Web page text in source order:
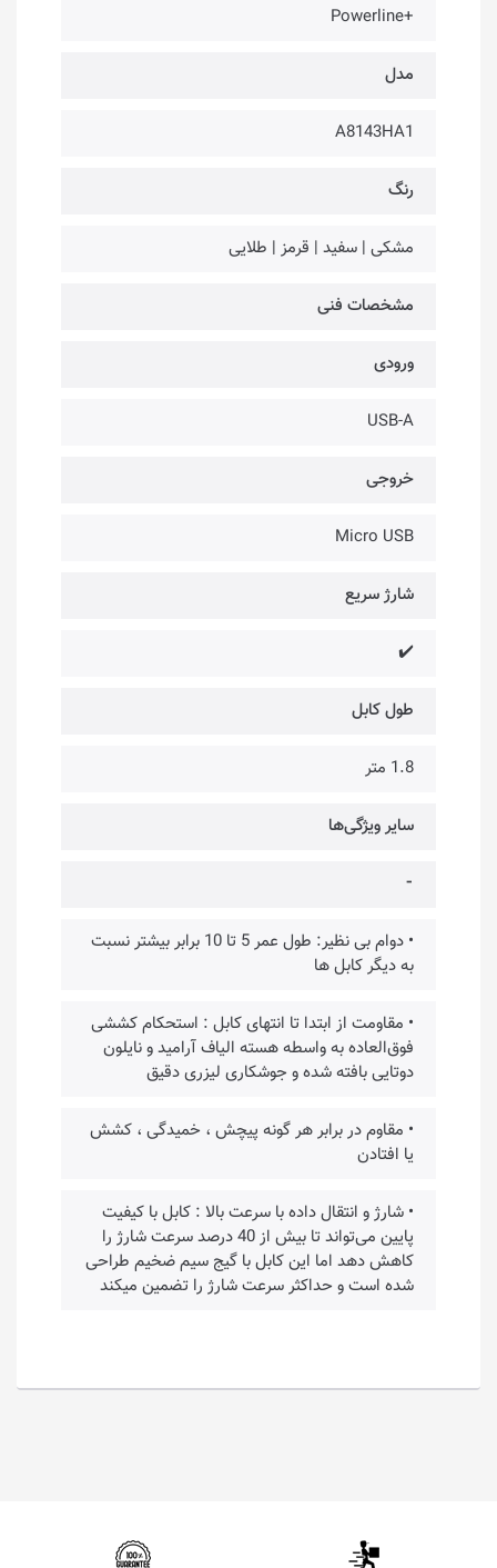
+Powerline
مدل
A8143HA1
رنگ
مشکی | سفید | قرمز | طلایی
مشخصات فنی
ورودی
USB-A
خروجی
Micro USB
شارژ سریع
✔️
طول کابل
1.8 متر
سایر ویژگی‌ها
⁃
• دوام بی نظیر: طول عمر 5 تا 10 برابر بیشتر نسبت
به دیگر کابل ها
• مقاومت از ابتدا تا انتهای کابل : استحکام کششی
فوق‌العاده به واسطه هسته الیاف آرامید و نایلون
دوتایی بافته شده و جوشکاری لیزری دقیق
• مقاوم در برابر هر گونه پیچش ، خمیدگی ، کشش
یا افتادن
• شارژ و انتقال داده با سرعت بالا : کابل با کیفیت
پایین می‌تواند تا بیش از 40 درصد سرعت شارژ را
کاهش دهد اما این کابل با گیج سیم ضخیم طراحی
شده است و حداکثر سرعت شارژ را تضمین میکند